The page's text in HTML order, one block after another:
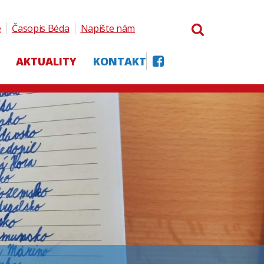
AKTUALITY KONTAKT
Časopis Béda Napište nám